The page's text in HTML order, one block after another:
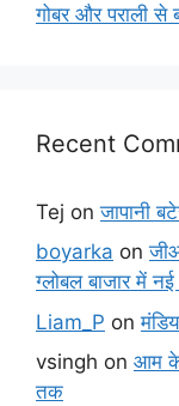
गोबर और पराली से
Recent
Tej onजापानी
boyarka on
ग्लोबल बाजार में
Liam_P on
vsingh on आम के
तक